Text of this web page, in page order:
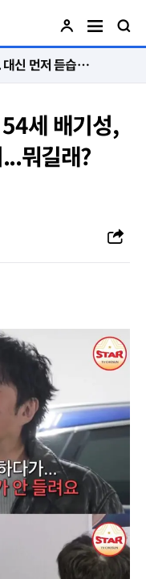
“절대 먼저 말하지 않아요. 대신 먼저 듣습니다”
세 배기성,
뭐길래?